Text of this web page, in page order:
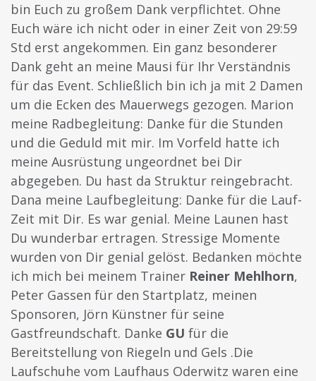
bin Euch zu großem Dank verpflichtet. Ohne
Euch wäre ich nicht oder in einer Zeit von 29:59
Std erst angekommen. Ein ganz besonderer
Dank geht an meine Mausi für Ihr Verständnis
für das Event. Schließlich bin ich ja mit 2 Damen
um die Ecken des Mauerwegs gezogen. Marion
meine Radbegleitung: Danke für die Stunden
und die Geduld mit mir. Im Vorfeld hatte ich
meine Ausrüstung ungeordnet bei Dir
abgegeben. Du hast da Struktur reingebracht.
Dana meine Laufbegleitung: Danke für die Lauf-
Zeit mit Dir. Es war genial. Meine Launen hast
Du wunderbar ertragen. Stressige Momente
wurden von Dir genial gelöst. Bedanken möchte
ich mich bei meinem Trainer Reiner Mehlhorn,
Peter Gassen für den Startplatz, meinen
Sponsoren, Jörn Künstner für seine
Gastfreundschaft. Danke GU für die
Bereitstellung von Riegeln und Gels .Die
Laufschuhe vom Laufhaus Oderwitz waren eine